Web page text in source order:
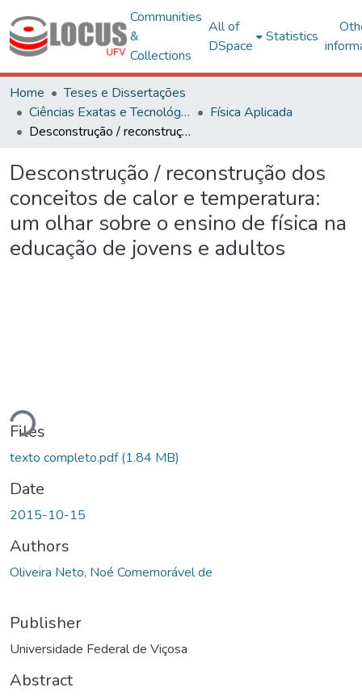
Communities
&
Collections
All of
DSpace
Statistics
Home
Teses e Dissertações
Ciências Exatas e Tecnológicas
Física Aplicada
Desconstrução / reconstrução dos conceitos de calor e temperatura: um olhar sobre o ensino de física na educação de jovens e adultos
Desconstrução / reconstrução dos
conceitos de calor e temperatura:
um olhar sobre o ensino de física na
educação de jovens e adultos
Loading...
Files
texto completo.pdf(1.84 MB)
Date
2015-10-15
Authors
Oliveira Neto, Noé Comemorável de
Publisher
Universidade Federal de Viçosa
Abstract